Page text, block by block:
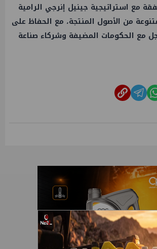
مع استراتيجية جينيل إنرجي الرامية
من الأصول المنتجة، مع الحفاظ على
مع الحكومات المضيفة وشركاء صناعة